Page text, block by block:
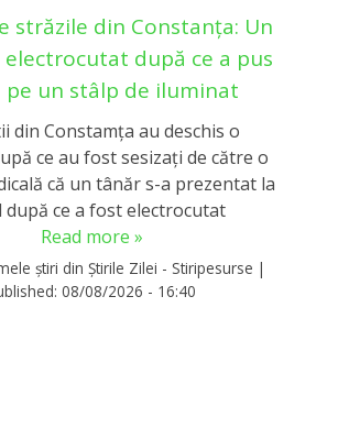
străzile din Constanţa: Un
după ce a pus
pe un stâlp de iluminat
din Constamţa au deschis o
ce au fost sesizaţi de către o
că un tânăr s-a prezentat la
după ce a fost electrocutat
Read more »
știri din Știrile Zilei - Stiripesurse |
08/08/2026 - 16:40